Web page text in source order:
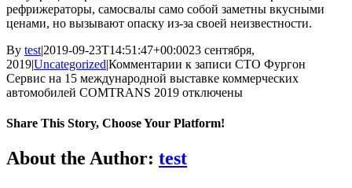
рефрижераторы, самосвалы само собой заметны вкусными
ценами, но вызывают опаску из-за своей неизвестности.
By test|2019-09-23T14:51:47+00:0023 сентября,
2019|Uncategorized|Комментарии к записи СТО Фургон
Сервис на 15 международной выставке коммерческих
автомобилей COMTRANS 2019 отключены
Share This Story, Choose Your Platform!
About the Author: test